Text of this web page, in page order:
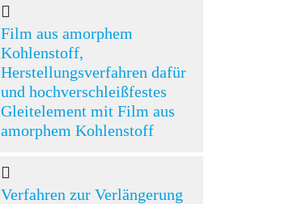
Film aus amorphem
Kohlenstoff,
Herstellungsverfahren dafür
und hochverschleißfestes
Gleitelement mit Film aus
amorphem Kohlenstoff
Verfahren zur Verlängerung